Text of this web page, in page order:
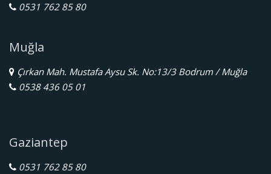
0531 762 85 80
Muğla
Çırkan Mah. Mustafa Aysu Sk. No:13/3 Bodrum / Muğla
0538 436 05 01
Gaziantep
0531 762 85 80